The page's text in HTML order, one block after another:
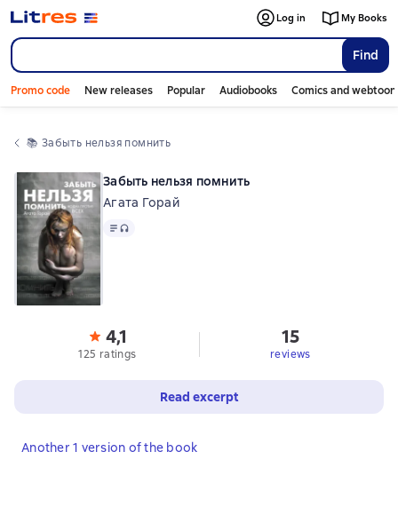
Find
Log in My Books
Promo code New releases Popular Audiobooks Comics and
📚 Забыть нельзя помнить
Забыть нельзя помнить
Агата Горай
Text, audio format available
4,1
125 ratings
15
reviews
Read excerpt
Another 1 version of the book